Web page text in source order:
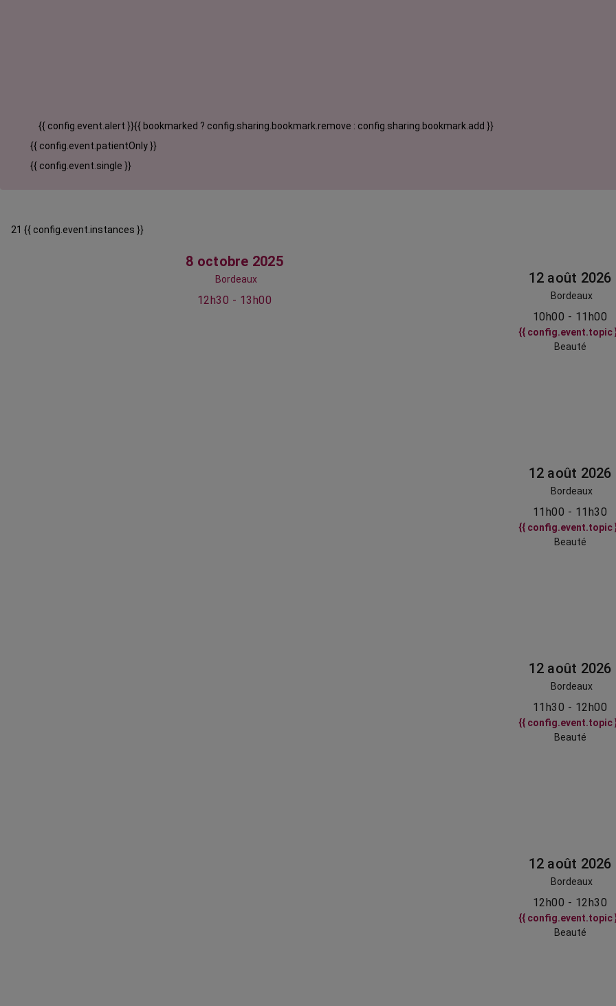
{{ config.event.alert }}{{ bookmarked ? config.sharing.bookmark.remove : config.sharing.bookmark.add }}
{{ config.event.patientOnly }}
{{ config.event.single }}
21 {{ config.event.instances }}
8 octobre 2025
Bordeaux
12h30 - 13h00
12 août 2026
Bordeaux
10h00 - 11h00
{{ config.event.topic
Beauté
12 août 2026
Bordeaux
11h00 - 11h30
{{ config.event.topic
Beauté
12 août 2026
Bordeaux
11h30 - 12h00
{{ config.event.topic
Beauté
12 août 2026
Bordeaux
12h00 - 12h30
{{ config.event.topic
Beauté